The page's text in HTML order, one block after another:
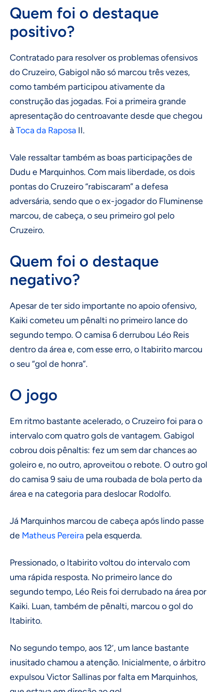
Quem foi o destaque
positivo?
Contratado para resolver os problemas ofensivos
do Cruzeiro, Gabigol não só marcou três vezes,
como também participou ativamente da
construção das jogadas. Foi a primeira grande
apresentação do centroavante desde que chegou
àToca da Raposa II.
Vale ressaltar também as boas participações de
Dudu e Marquinhos. Com mais liberdade, os dois
pontas do Cruzeiro “rabiscaram” a defesa
adversária, sendo que o ex-jogador do Fluminense
marcou, de cabeça, o seu primeiro gol pelo
Cruzeiro.
Quem foi o destaque
negativo?
Apesar de ter sido importante no apoio ofensivo,
Kaiki cometeu um pênalti no primeiro lance do
segundo tempo. O camisa 6 derrubou Léo Reis
dentro da área e, com esse erro, o Itabirito marcou
o seu “gol de honra”.
O jogo
Em ritmo bastante acelerado, o Cruzeiro foi para o
intervalo com quatro gols de vantagem. Gabigol
cobrou dois pênaltis: fez um sem dar chances ao
goleiro e, no outro, aproveitou o rebote. O outro gol
do camisa 9 saiu de uma roubada de bola perto da
área e na categoria para deslocar Rodolfo.
Já Marquinhos marcou de cabeça após lindo passe
de Matheus Pereira pela esquerda.
Pressionado, o Itabirito voltou do intervalo com
uma rápida resposta. No primeiro lance do
segundo tempo, Léo Reis foi derrubado na área por
Kaiki. Luan, também de pênalti, marcou o gol do
Itabirito.
No segundo tempo, aos 12′, um lance bastante
inusitado chamou a atenção. Inicialmente, o árbitro
expulsou Victor Sallinas por falta em Marquinhos,